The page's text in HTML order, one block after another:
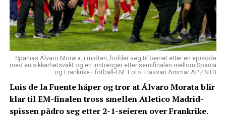
Spanias Álvaro Morata, i midten, holder seg til beinet etter en episode
med en sikkerhetsvakt og en inntrenger etter semifinalen mellom Spania
og Frankrike i fotball-EM. Foto: Hassan Ammar AP / NTB
Luis de la Fuente håper og tror at Álvaro Morata blir
klar til EM-finalen tross smellen Atletico Madrid-
spissen pådro seg etter 2-1-seieren over Frankrike.